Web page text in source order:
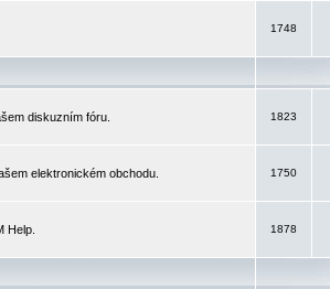
1748
diskuzním fóru.
1823
elektronickém obchodu.
1750
Help.
1878